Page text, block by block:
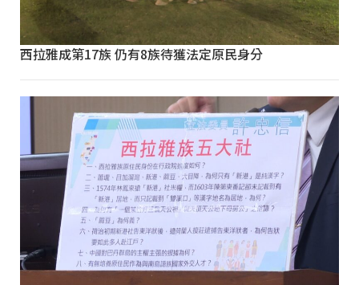
西拉雅成第17族 仍有8族待獲法定原民身分